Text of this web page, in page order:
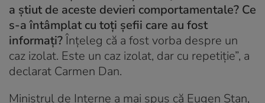
a știut de aceste devieri comportamentale? Ce
s-a întâmplat cu toți șefii care au fost
informați?Înțeleg că a fost vorba despre un
caz izolat. Este un caz izolat, dar cu repetiție”, a
declarat Carmen Dan.
Ministrul de Interne a mai spus că Eugen Stan,